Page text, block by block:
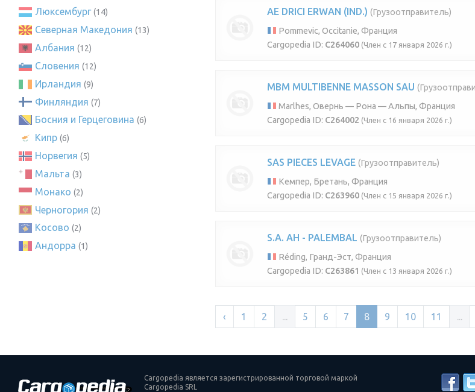
Люксембург (14)
Северная Македония (13)
Албания (12)
Словения (12)
Ирландия (9)
Финляндия (7)
Босния и Герцеговина (6)
Кипр (6)
Норвегия (5)
Мальта (3)
Монако (2)
Черногория (2)
Косово (2)
Андорра (1)
AE DRICI ERWAN (IND.) (Грузоотправитель)
Pommevic, Occitanie, Франция
Cargopedia ID: C264060 (Член с 17 января 2026 г.)
MBM MULTIBENNE MASSON SAU
Marlhes, Овернь — Рона — Альпы, Франция
Cargopedia ID: C264002 (Член с 16 января 2026 г.)
SAS PIECES LEVAGE (Грузоотправитель)
Кемпер, Бретань, Франция
Cargopedia ID: C263960 (Член с 15 января 2026 г.)
S.A. AH - PALEMBAL (Грузоотправитель)
Réding, Гранд-Эст, Франция
Cargopedia ID: C263861 (Член с 13 января 2026 г.)
‹ 1 2 ... 5 6 7 8 9 10 11 ...
Cargopedia является зарегистрированной торговой маркой
Cargopedia SRL